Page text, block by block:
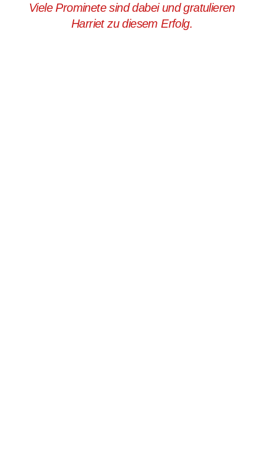
Viele Prominete sind dabei und gratulieren
Harriet zu diesem Erfolg.